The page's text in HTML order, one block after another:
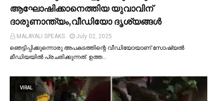
ആഘോഷിക്കാനെത്തിയ യുവാവിന്
ദാരുണാന്ത്യം,വീഡിയോ ദൃശ്യങ്ങൾ
MALAYALI SPEAKS
July 02, 2025
ഞെട്ടിപ്പിക്കുന്നൊരു അപകടത്തിന്റെ വീഡിയോയാണ് സോഷ്യല്‍
മീഡിയയില്‍ പ്രചരിക്കുന്നത്. ഉത്ത…
VIRAL